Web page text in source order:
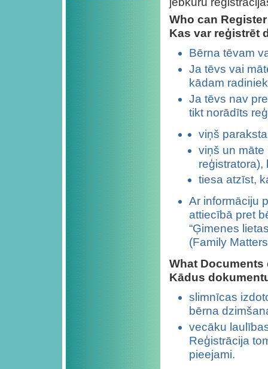
Who can
Kas var reģistrēt
Bērna tēvam
Ja tēvs vai
kādam
Ja tēvs nav
tikt norādīts
viņš
viņš un
reģistratora),
tiesa atzīst,
Ar informāciju
attiecībā pret
“Ģimenes
(Family
What Documents
Kādus
slimnīcas
bērna
vecāku
Reģistrācija
pieejami.